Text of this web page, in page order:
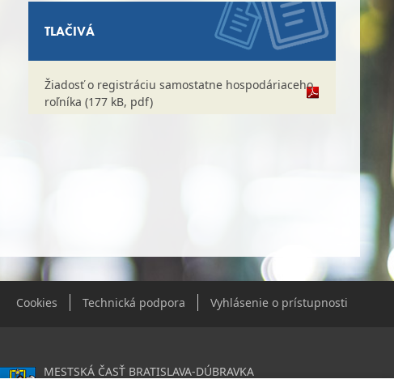
TLAČIVÁ
Žiadosť o registráciu samostatne hospodáriaceho
roľníka (177 kB, pdf)
Vyhlásenie o prístupnosti
Technická podpora
Cookies
MESTSKÁ ČASŤ BRATISLAVA-DÚBRAVKA